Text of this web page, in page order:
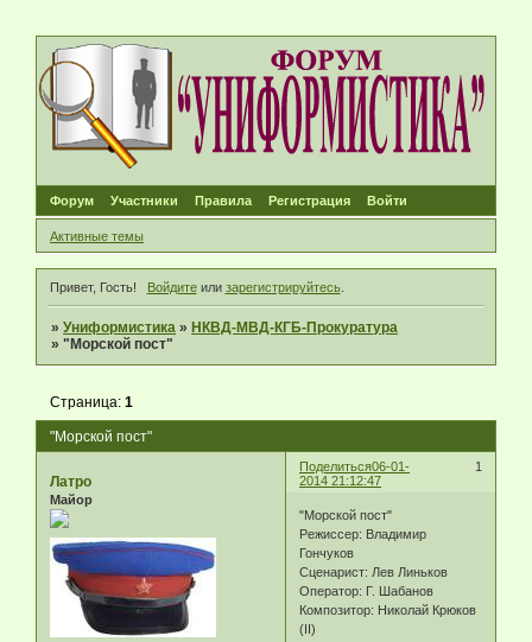
Форум Участники Правила Регистрация Войти
Активные темы
Привет, Гость! Войдитеили зарегистрируйтесь.
»Униформистика » НКВД-МВД-КГБ-Прокуратура
»"Морской пост"
"Морской пост"
Страница:1
Поделиться 1
06-01-
2014 21:12:47
Латро
Майор
"Морской пост"
Режиссер: Владимир
Гончуков
Сценарист: Лев Линьков
Оператор: Г. Шабанов
Композитор: Николай Крюков
(II)